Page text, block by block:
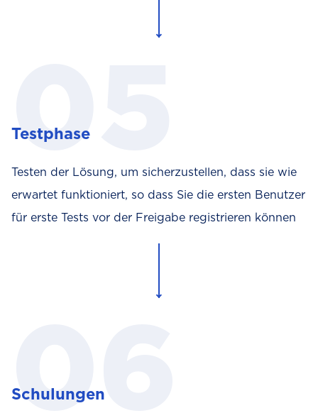
Testphase
Testen der Lösung, um sicherzustellen, dass sie wie
erwartet funktioniert, so dass Sie die ersten Benutzer
für erste Tests vor der Freigabe registrieren können
Schulungen